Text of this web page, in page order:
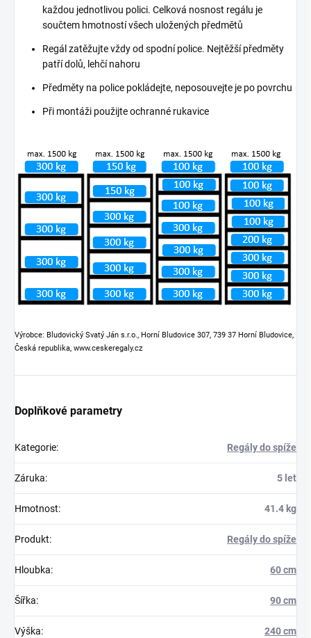
každou jednotlivou polici. Celková nosnost regálu je
součtem hmotností všech uložených předmětů
Regál zatěžujte vždy od spodní police. Nejtěžší předměty
patří dolů, lehčí nahoru
Předměty na police pokládejte, neposouvejte je po povrchu
Při montáži použijte ochranné rukavice
Výrobce: Bludovický Svatý Ján s.r.o., Horní Bludovice 307, 739 37 Horní Bludovice,
Česká republika, www.ceskeregaly.cz
Doplňkové parametry
Kategorie: Regály do spíže
Záruka: 5 let
Hmotnost: 41.4 kg
Produkt: Regály do spíže
Hloubka: 60 cm
Šířka: 90 cm
Výška: 240 cm